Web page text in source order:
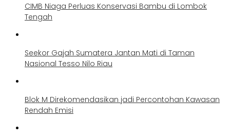
CIMB Niaga Perluas Konservasi Bambu di Lombok
Tengah
Seekor Gajah Sumatera Jantan Mati di Taman
Nasional Tesso Nilo Riau
Blok M Direkomendasikan jadi Percontohan Kawasan
Rendah Emisi